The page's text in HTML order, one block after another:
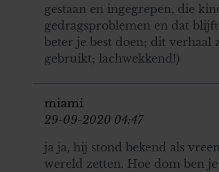
gestaan en ingegrepen, die
gedragsproblemen en dat
beter je best doen; dit verhaal
gebruikt; lachwekkend!)
miami
29-09-2020 04:47
ja ja, hij stond bekend als
wereld zetten. Hoe dom ben